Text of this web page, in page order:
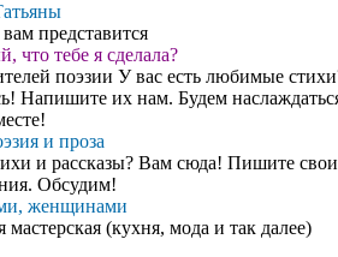
представится
что тебе я сделала?
поэзии У вас есть любимые
Напишите их нам. Будем
и проза
и рассказы? Вам сюда! Пишите свои
Обсудим!
женщинами
мастерская (кухня, мода и так далее)